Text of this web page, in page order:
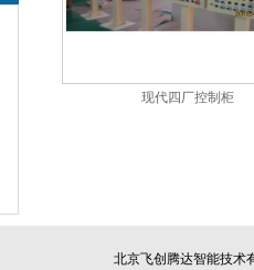
现代四厂控制柜
北京飞创腾达智能技术